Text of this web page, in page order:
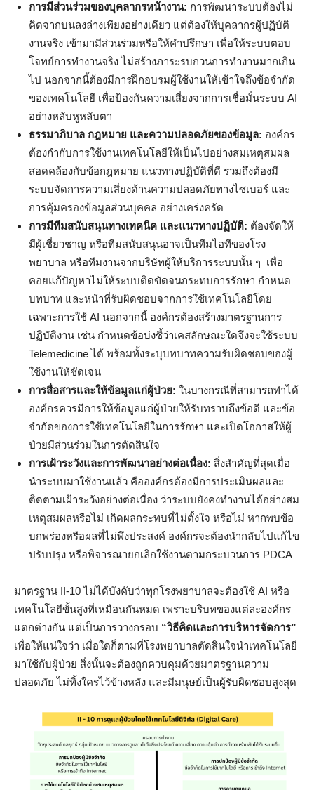
การมีส่วนร่วมของบุคลากรหน้างาน: การพัฒนาระบบต้องไม่
คิดจากบนลงล่างเพียงอย่างเดียว แต่ต้องให้บุคลากรผู้ปฏิบัติ
งานจริง เข้ามามีส่วนร่วมหรือให้คำปรึกษา เพื่อให้ระบบตอบ
โจทย์การทำงานจริง ไม่สร้างภาระรบกวนการทำงานมากเกิน
ไป นอกจากนี้ต้องมีการฝึกอบรมผู้ใช้งานให้เข้าใจถึงข้อจำกัด
ของเทคโนโลยี เพื่อป้องกันความเสี่ยงจากการเชื่อมั่นระบบ AI
อย่างหลับหูหลับตา
ธรรมาภิบาล กฎหมาย และความปลอดภัยของข้อมูล: องค์กร
ต้องกำกับการใช้งานเทคโนโลยีให้เป็นไปอย่างสมเหตุสมผล
สอดคล้องกับข้อกฎหมาย แนวทางปฏิบัติที่ดี รวมถึงต้องมี
ระบบจัดการความเสี่ยงด้านความปลอดภัยทางไซเบอร์ และ
การคุ้มครองข้อมูลส่วนบุคคล อย่างเคร่งครัด
การมีทีมสนับสนุนทางเทคนิค และแนวทางปฏิบัติ: ต้องจัดให้
มีผู้เชี่ยวชาญ หรือทีมสนับสนุนอาจเป็นทีมไอทีของโรง
พยาบาล หรือทีมงานจากบริษัทผู้ให้บริการระบบนั้น ๆ เพื่อ
คอยแก้ปัญหาไม่ให้ระบบติดขัดจนกระทบการรักษา กำหนด
บทบาท และหน้าที่รับผิดชอบจากการใช้เทคโนโลยีโดย
เฉพาะการใช้ AI นอกจากนี้ องค์กรต้องสร้างมาตรฐานการ
ปฏิบัติงาน เช่น กำหนดข้อบ่งชี้ว่าเคสลักษณะใดจึงจะใช้ระบบ
Telemedicine ได้ พร้อมทั้งระบุบทบาทความรับผิดชอบของผู้
ใช้งานให้ชัดเจน
การสื่อสารและให้ข้อมูลแก่ผู้ป่วย: ในบางกรณีที่สามารถทำได้
องค์กรควรมีการให้ข้อมูลแก่ผู้ป่วยให้รับทราบถึงข้อดี และข้อ
จำกัดของการใช้เทคโนโลยีในการรักษา และเปิดโอกาสให้ผู้
ป่วยมีส่วนร่วมในการตัดสินใจ
การเฝ้าระวังและการพัฒนาอย่างต่อเนื่อง: สิ่งสำคัญที่สุดเมื่อ
นำระบบมาใช้งานแล้ว คือองค์กรต้องมีการประเมินผลและ
ติดตามเฝ้าระวังอย่างต่อเนื่อง ว่าระบบยังคงทำงานได้อย่างสม
เหตุสมผลหรือไม่ เกิดผลกระทบที่ไม่ตั้งใจ หรือไม่ หากพบข้อ
บกพร่องหรือผลที่ไม่พึงประสงค์ องค์กรจะต้องนำกลับไปแก้ไข
ปรับปรุง หรือพิจารณายกเลิกใช้งานตามกระบวนการ PDCA
มาตรฐาน II-10 ไม่ได้บังคับว่าทุกโรงพยาบาลจะต้องใช้ AI หรือ
เทคโนโลยีขั้นสูงที่เหมือนกันหมด เพราะบริบทของแต่ละองค์กร
แตกต่างกัน แต่เป็นการวางกรอบ “วิธีคิดและการบริหารจัดการ”
เพื่อให้แน่ใจว่า เมื่อใดก็ตามที่โรงพยาบาลตัดสินใจนำเทคโนโลยี
มาใช้กับผู้ป่วย สิ่งนั้นจะต้องถูกควบคุมด้วยมาตรฐานความ
ปลอดภัย ไม่ทิ้งใครไว้ข้างหลัง และมีมนุษย์เป็นผู้รับผิดชอบสูงสุด